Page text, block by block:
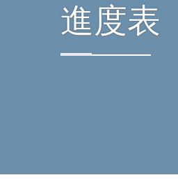
進度表